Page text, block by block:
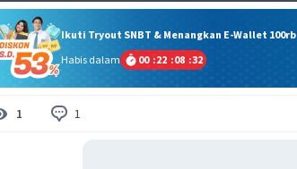
Ikuti Tryout SNBT & Menangkan E-Wallet 100rb
Habis dalam
00 :22 :08 :31
1 1